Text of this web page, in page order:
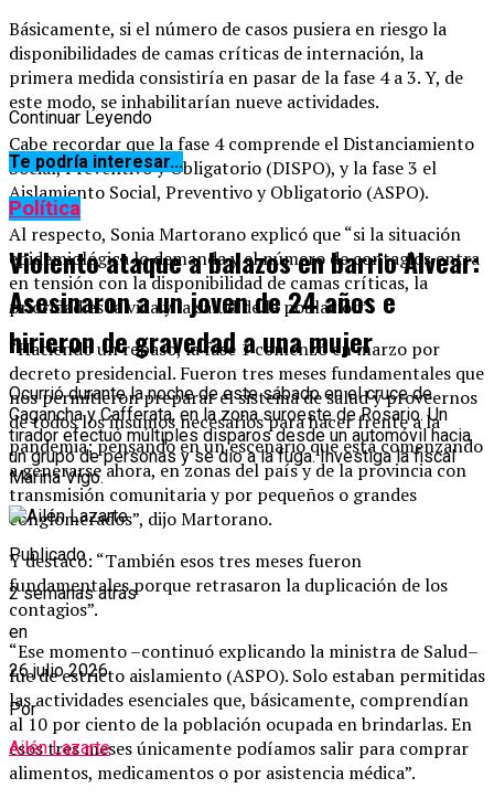
Básicamente, si el número de casos pusiera en riesgo la
disponibilidades de camas críticas de internación, la
primera medida consistiría en pasar de la fase 4 a 3. Y, de
este modo, se inhabilitarían nueve actividades.
Cabe recordar que la fase 4 comprende el Distanciamiento
Social, Preventivo y Obligatorio (DISPO), y la fase 3 el
Aislamiento Social, Preventivo y Obligatorio (ASPO).
Al respecto, Sonia Martorano explicó que “si la situación
epidemiológica lo demanda y el número de contagios entra
en tensión con la disponibilidad de camas críticas, la
prioridad es la vida y la salud de la población”.
“Haciendo un repaso, la fase 1 comenzó en marzo por
decreto presidencial. Fueron tres meses fundamentales que
nos permitieron preparar el sistema de salud y proveernos
de todos los insumos necesarios para hacer frente a la
pandemia; pensando en un escenario que está comenzando
a generarse ahora, en zonas del país y de la provincia con
transmisión comunitaria y por pequeños o grandes
conglomerados”, dijo Martorano.
Y destacó: “También esos tres meses fueron
fundamentales porque retrasaron la duplicación de los
contagios”.
“Ese momento –continuó explicando la ministra de Salud–
fue de estricto aislamiento (ASPO). Solo estaban permitidas
las actividades esenciales que, básicamente, comprendían
al 10 por ciento de la población ocupada en brindarlas. En
esos tres meses únicamente podíamos salir para comprar
alimentos, medicamentos o por asistencia médica”.
Continuar Leyendo
Te podría interesar...
Política
Violento ataque a balazos en barrio Alvear:
Asesinaron a un joven de 24 años e
hirieron de gravedad a una mujer
Ocurrió durante la noche de este sábado en el cruce de
Cagancha y Cafferata, en la zona suroeste de Rosario. Un
tirador efectuó múltiples disparos desde un automóvil hacia
un grupo de personas y se dio a la fuga. Investiga la fiscal
Marina Vigo.
Publicado
2 semanas atrás
en
26 julio 2026
Por
Ailén Lazarte